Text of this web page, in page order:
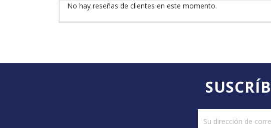
No hay reseñas de clientes en este momento.